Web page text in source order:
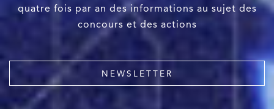
quatre fois par an des informations au sujet des
concours et des actions
NEWSLETTER